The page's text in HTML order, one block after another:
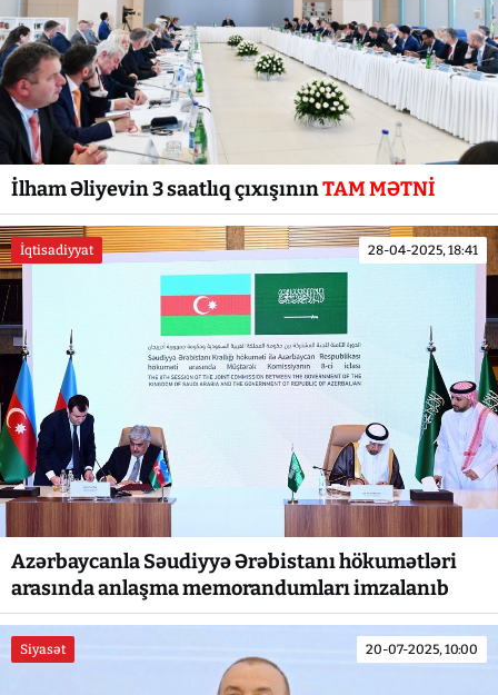
İlham Əliyevin 3 saatlıq çıxışınınTAM MƏTNİ
İqtisadiyyat 28-04-2025, 18:41
Azərbaycanla Səudiyyə Ərəbistanı hökumətləri
arasında anlaşma memorandumları imzalanıb
Siyasət 20-07-2025, 10:00